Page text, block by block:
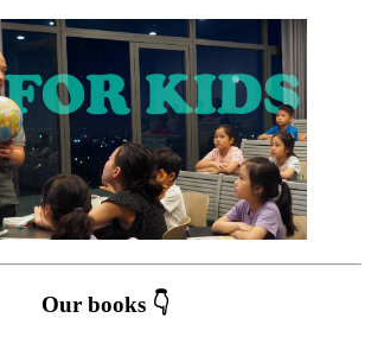
Our books 👇